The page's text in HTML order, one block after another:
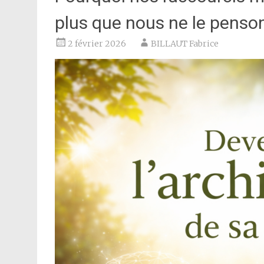
plus que nous ne le
2 février 2026 BILLAUT Fabrice